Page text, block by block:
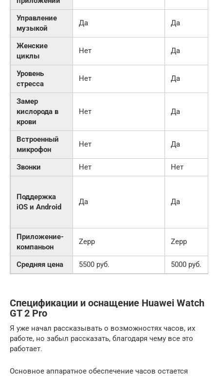
Управление
музыкой
Да Да
Женские
циклы
Нет Да
Уровень
стресса
Нет Да
Замер
кислорода в
крови
Нет Да
Встроенный
микрофон
Нет Да
Звонки Нет Нет
Поддержка
iOS и Android
Да Да
Приложение-
компаньон
Zepp Zepp
Средняя цена 5500 руб. 5000 руб.
Спецификации и оснащение Huawei Watch
GT 2 Pro
Я уже начал рассказывать о возможностях часов, их
работе, но забыл рассказать, благодаря чему все это
работает.
Основное аппаратное обеспечение часов остается